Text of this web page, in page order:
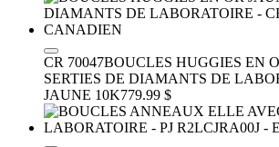
CR 70047BOUCLES HUGGIES EN
SERTIES DE DIAMANTS DE
JAUNE 10K779.99 $